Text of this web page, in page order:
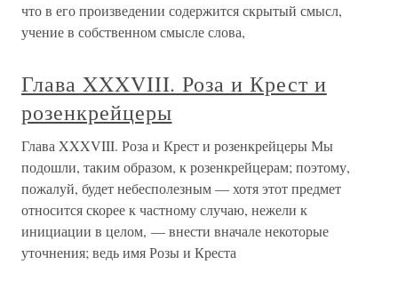
что в его произведении содержится скрытый смысл,
учение в собственном смысле слова,
Глава XXXVIII. Роза и Крест и
розенкрейцеры
Глава XXXVIII. Роза и Крест и розенкрейцеры Мы
подошли, таким образом, к розенкрейцерам; поэтому,
пожалуй, будет небесполезным — хотя этот предмет
относится скорее к частному случаю, нежели к
инициации в целом, — внести вначале некоторые
уточнения; ведь имя Розы и Креста